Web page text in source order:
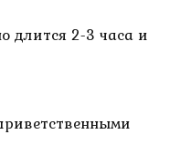
длится 2-3 часа и